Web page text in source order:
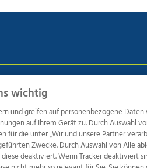
Kontakt
Weitere
Ischler Woche Life Radio
wichtig
und greifen auf personenbezogene Daten
auf Ihrem Gerät zu. Durch Auswahl
für die unter „Wir und unsere Partner
Zwecke. Durch Auswahl von Alle
deaktiviert. Wenn Tracker deaktiviert